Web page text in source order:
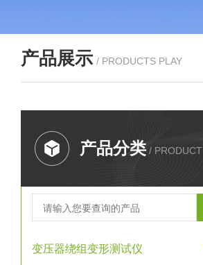
产品展示 / PRODUCTS PLAY
产品分类 / PRODUCT
变压器绕组变形测试仪